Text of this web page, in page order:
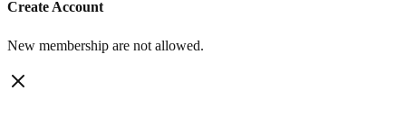
Create Account
New membership are not allowed.